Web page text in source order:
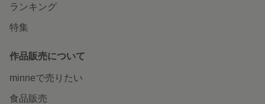
ランキング
特集
作品販売について
minneで売りたい
食品販売